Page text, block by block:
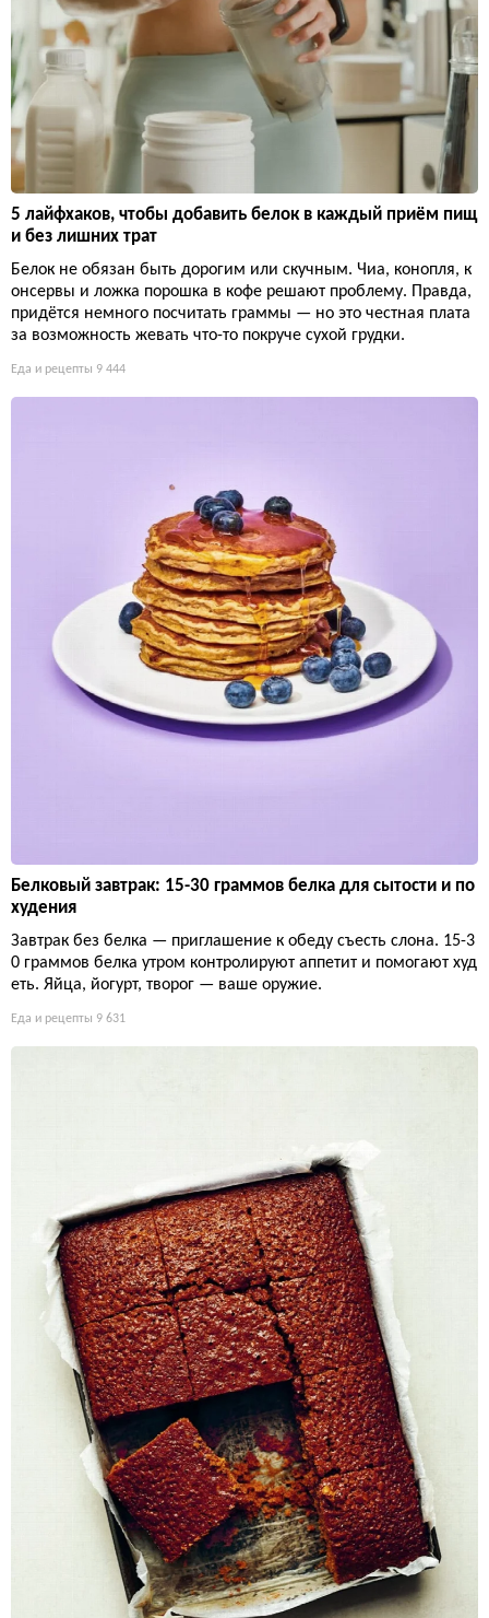
5 лайфхаков, чтобы добавить белок в каждый приём пищ
и без лишних трат
Белок не обязан быть дорогим или скучным. Чиа, конопля, к
онсервы и ложка порошка в кофе решают проблему. Правда,
придётся немного посчитать граммы — но это честная плата
за возможность жевать что-то покруче сухой грудки.
Еда и рецепты 9 444
Белковый завтрак: 15-30 граммов белка для сытости и по
худения
Завтрак без белка — приглашение к обеду съесть слона. 15-3
0 граммов белка утром контролируют аппетит и помогают худ
еть. Яйца, йогурт, творог — ваше оружие.
Еда и рецепты 9 631